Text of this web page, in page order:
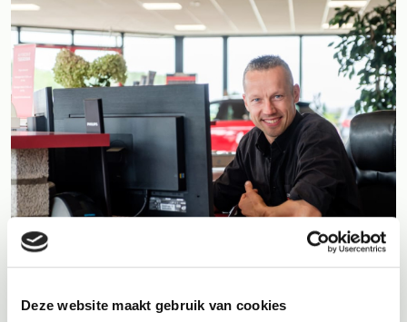
Deze website maakt gebruik van cookies
Onderhouds- prijzen Ford